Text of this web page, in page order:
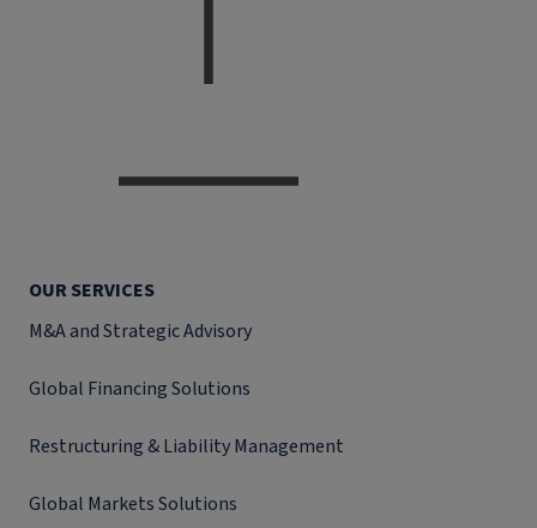
OUR SERVICES
M&A and Strategic Advisory
Global Financing Solutions
Restructuring & Liability Management
Global Markets Solutions